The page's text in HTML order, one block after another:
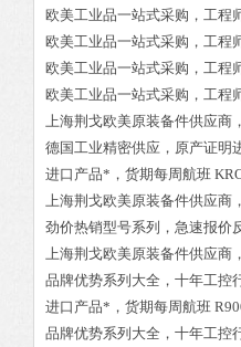
欧美工业品一站式采购，工程
欧美工业品一站式采购，工程
欧美工业品一站式采购，工程
欧美工业品一站式采购，工程
上海荆戈欧美原装备件供应商
德国工业精密供应，原产证明
进口产品*，货期每周航班
上海荆戈欧美原装备件供应商
劲价热销型号系列，急速报价
上海荆戈欧美原装备件供应商
品牌优势系列大全，十年工控
进口产品*，货期每周航班
品牌优势系列大全，十年工控